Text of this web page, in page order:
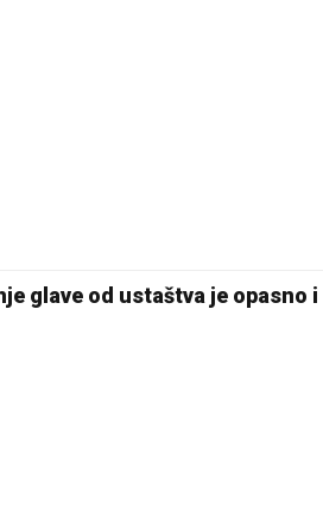
glave od ustaštva je opasno